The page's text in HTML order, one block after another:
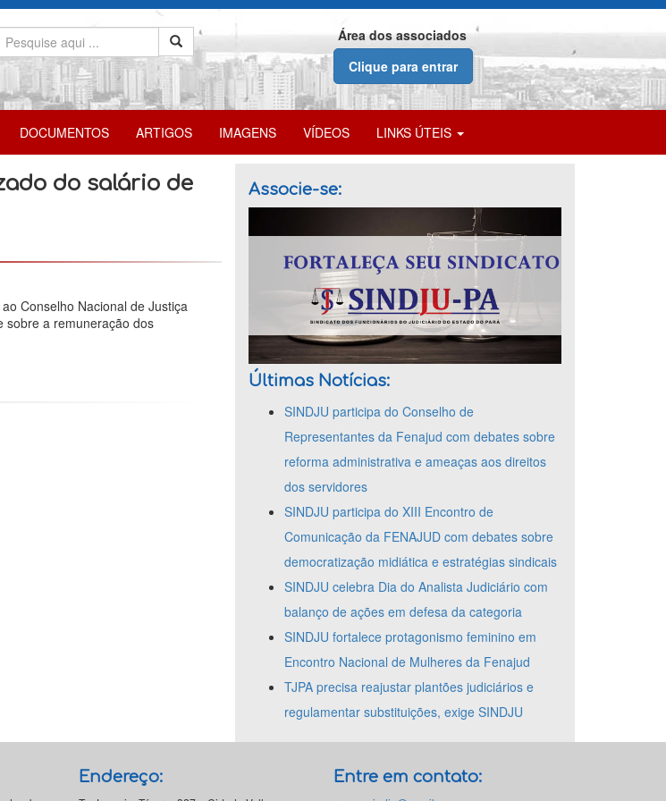
Área dos associados
Clique para entrar
DOCUMENTOS ARTIGOS IMAGENS VÍDEOS LINKS ÚTEIS
do salário de
Conselho Nacional de Justiça
sobre a remuneração dos
Associe-se:
Últimas Notícias:
SINDJU participa do Conselho de
Representantes da Fenajud com debates sobre
reforma administrativa e ameaças aos direitos
dos servidores
SINDJU participa do XIII Encontro de
Comunicação da FENAJUD com debates sobre
democratização midiática e estratégias sindicais
SINDJU celebra Dia do Analista Judiciário com
balanço de ações em defesa da categoria
SINDJU fortalece protagonismo feminino em
Encontro Nacional de Mulheres da Fenajud
TJPA precisa reajustar plantões judiciários e
regulamentar substituições, exige SINDJU
Endereço: Entre em contato: